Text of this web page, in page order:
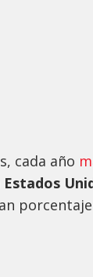
cada año
Estados